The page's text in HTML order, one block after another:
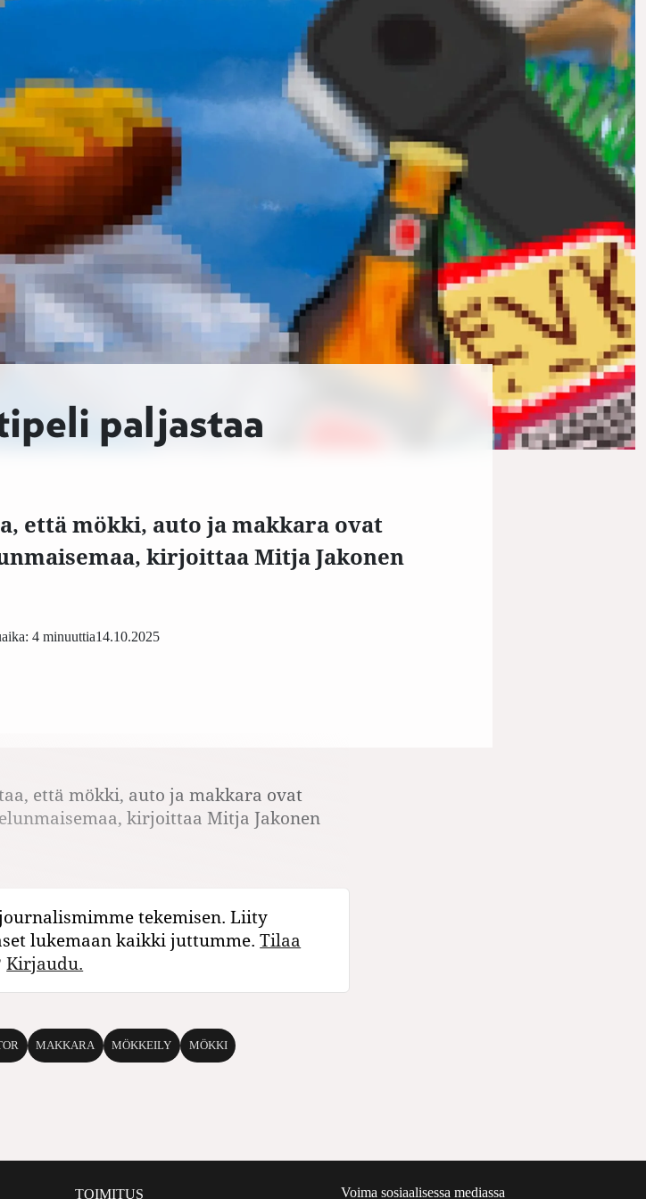
paljastaa
että mökki, auto ja makkara ovat
kirjoittaa Mitja Jakonen
14.10.2025
4 minuuttia
että mökki, auto ja makkara ovat
kirjoittaa Mitja Jakonen
tekemisen. Liity
lukemaan kaikki juttumme.Tilaa
Kirjaudu.
MAKKARA MÖKKEILY MÖKKI
TOIMITUS Voima sosiaalisessa mediassa